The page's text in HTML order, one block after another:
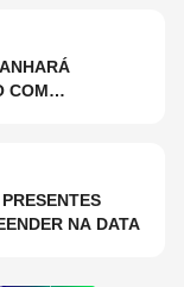
COM
NA DATA